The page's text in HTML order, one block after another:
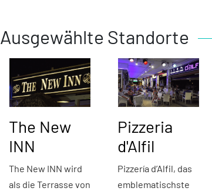
Ausgewählte Standorte
The New
INN
The New INN wird
als die Terrasse von
Pizzeria
d'Alfil
Pizzería d’Alfil, das
emblematischste